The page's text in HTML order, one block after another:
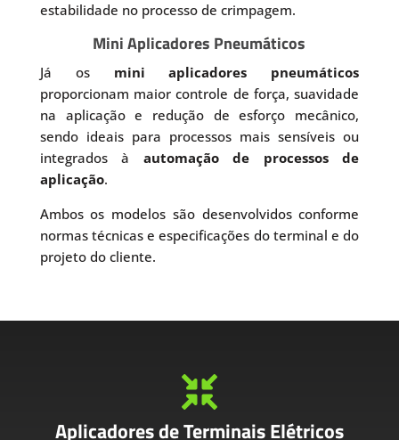
estabilidade no processo de crimpagem.
Mini Aplicadores Pneumáticos
Já os mini aplicadores pneumáticos
proporcionam maior controle de força, suavidade
na aplicação e redução de esforço mecânico,
sendo ideais para processos mais sensíveis ou
integrados à automação de processos de
aplicação.
Ambos os modelos são desenvolvidos conforme
normas técnicas e especificações do terminal e do
projeto do cliente.

Aplicadores de Terminais Elétricos